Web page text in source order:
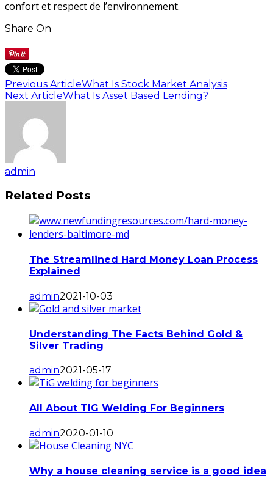
confort et respect de l’environnement.
Share On
Previous ArticleWhat Is Stock Market Analysis
Next ArticleWhat Is Asset Based Lending?
admin
Related Posts
The Streamlined Hard Money Loan Process
Explained
admin2021-10-03
Understanding The Facts Behind Gold &
Silver Trading
admin2021-05-17
All About TIG Welding For Beginners
admin2020-01-10
Why a house cleaning service is a good idea